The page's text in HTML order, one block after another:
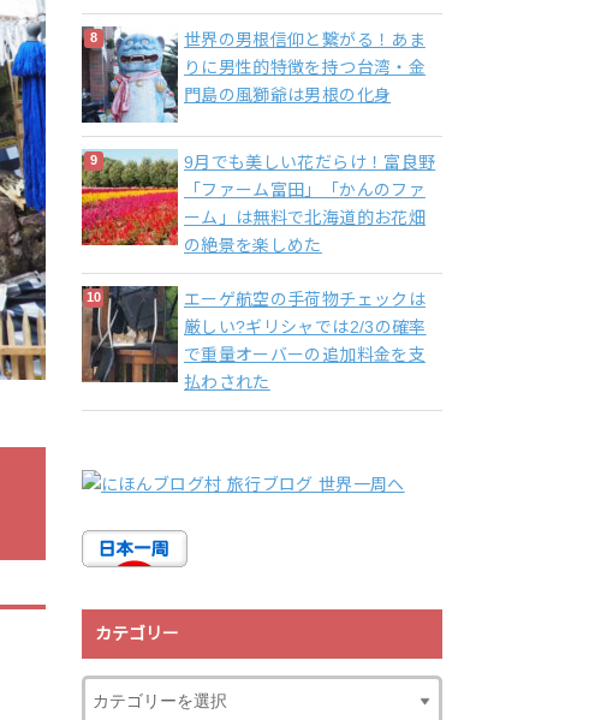
世界の男根信仰と繋がる！あま
りに男性的特徴を持つ台湾・金
門島の風獅爺は男根の化身
9月でも美しい花だらけ！富良野
「ファーム富田」「かんのファ
ーム」は無料で北海道的お花畑
の絶景を楽しめた
エーゲ航空の手荷物チェックは
厳しい?ギリシャでは2/3の確率
で重量オーバーの追加料金を支
払わされた
カテゴリー